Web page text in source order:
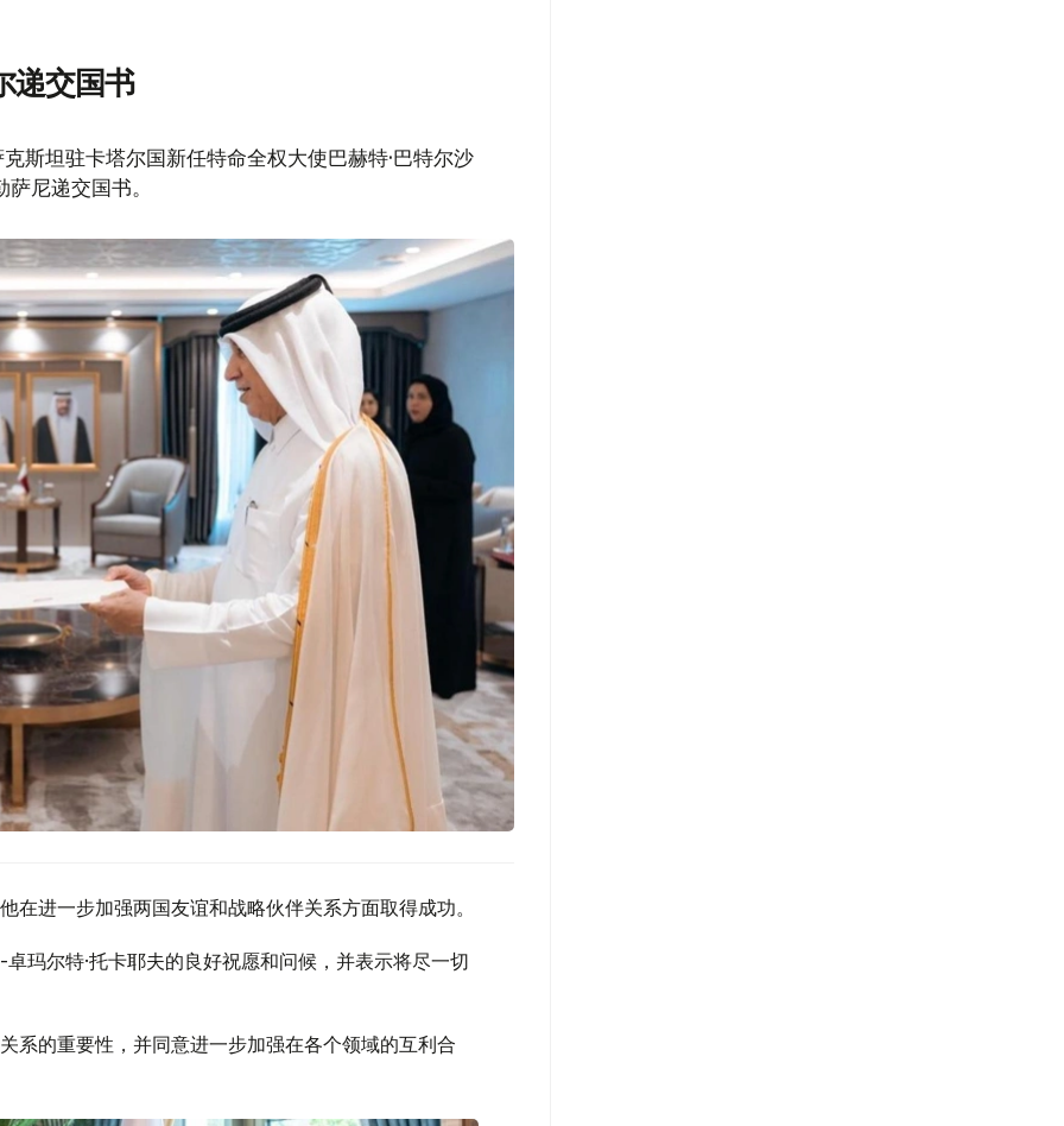
递交国书
斯坦驻卡塔尔国新任特命全权大使巴赫特·巴特尔沙
尼递交国书。
进一步加强两国友谊和战略伙伴关系方面取得成功。
玛尔特·托卡耶夫的良好祝愿和问候，并表示将尽一切
系的重要性，并同意进一步加强在各个领域的互利合